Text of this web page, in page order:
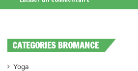
CATEGORIES BROMANCE
Yoga